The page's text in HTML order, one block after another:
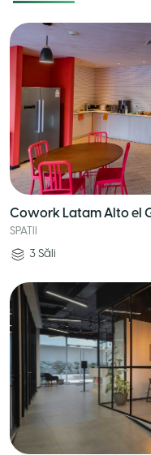
Cowork Latam Alto el
SPATII
3 Săli